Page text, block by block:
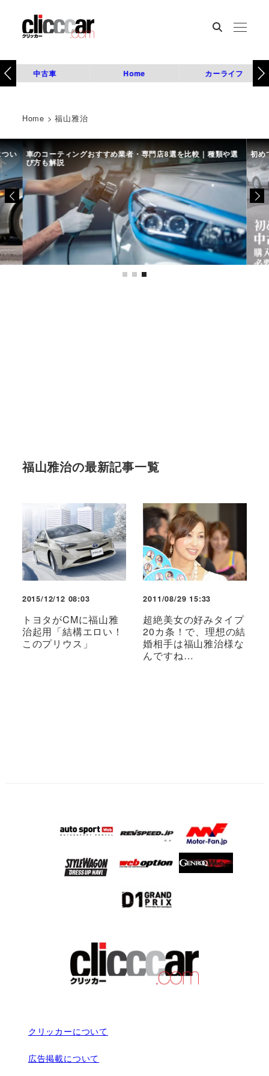
中古車 Home カーライフ
Home >福山雅治
い 車のコーティングおすすめ業者・専門店8選を比較｜種類や選
び方も解説
初め
福山雅治の最新記事一覧
2015/12/12 08:03
トヨタがCMに福山雅
治起用「結構エロい！
このプリウス」
2011/08/29 15:33
超絶美女の好みタイプ
20カ条！で、理想の結
婚相手は福山雅治様な
んですね…
クリッカーについて
広告掲載について